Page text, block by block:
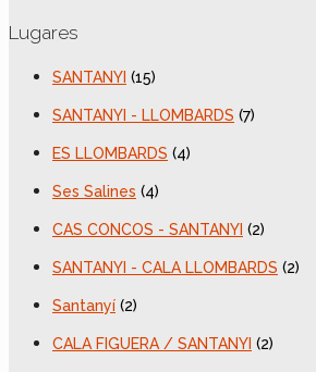
Lugares
SANTANYI (15)
SANTANYI - LLOMBARDS (7)
ES LLOMBARDS (4)
Ses Salines (4)
CAS CONCOS - SANTANYI (2)
SANTANYI - CALA LLOMBARDS (2)
Santanyí (2)
CALA FIGUERA / SANTANYI (2)